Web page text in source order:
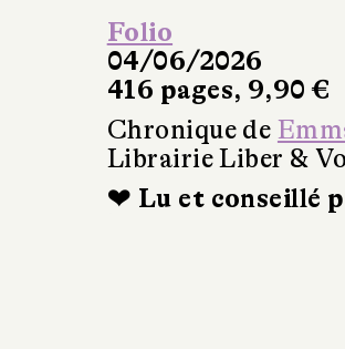
Folio
04/06/2026
416 pages, 9,90 €
Chronique de
Librairie Liber &
❤ Lu et conseillé